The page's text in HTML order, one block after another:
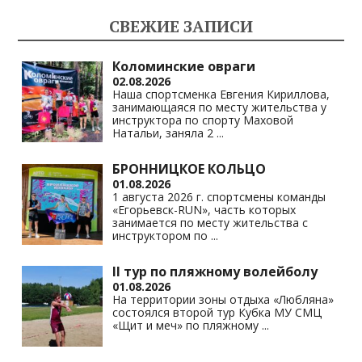
as
s
ni
ki
a
m
A
p
p
Li
n
k
СВЕЖИЕ ЗАПИСИ
Коломинские овраги
02.08.2026
Наша спортсменка Евгения Кириллова,
занимающаяся по месту жительства у
инструктора по спорту Маховой
Натальи, заняла 2 ...
БРОННИЦКОЕ КОЛЬЦО
01.08.2026
1 августа 2026 г. спортсмены команды
«Егорьевск-RUN», часть которых
занимается по месту жительства с
инструктором по ...
II тур по пляжному волейболу
01.08.2026
На территории зоны отдыха «Любляна»
состоялся второй тур Кубка МУ СМЦ
«Щит и меч» по пляжному ...